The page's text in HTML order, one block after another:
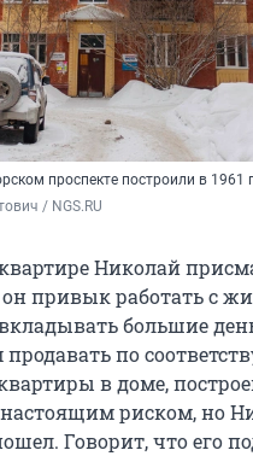
проспекте построили в 1961
/ NGS.RU
Николай
привык работать с
большие
продавать по
в доме,
настоящим риском, но
Говорит, что его